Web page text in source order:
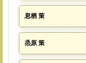
息栖 策
烝原 策